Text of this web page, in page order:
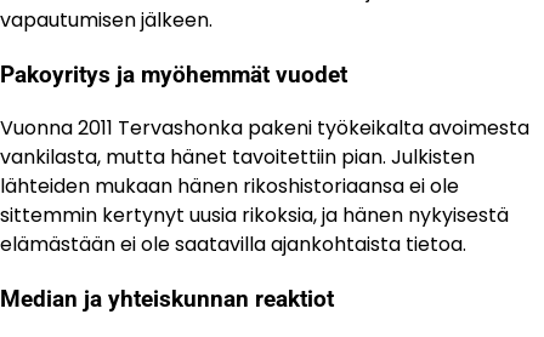
vapautumisen jälkeen.
Pakoyritys ja myöhemmät vuodet
Vuonna 2011 Tervashonka pakeni työkeikalta avoimesta
vankilasta, mutta hänet tavoitettiin pian. Julkisten
lähteiden mukaan hänen rikoshistoriaansa ei ole
sittemmin kertynyt uusia rikoksia, ja hänen nykyisestä
elämästään ei ole saatavilla ajankohtaista tietoa.
Median ja yhteiskunnan reaktiot